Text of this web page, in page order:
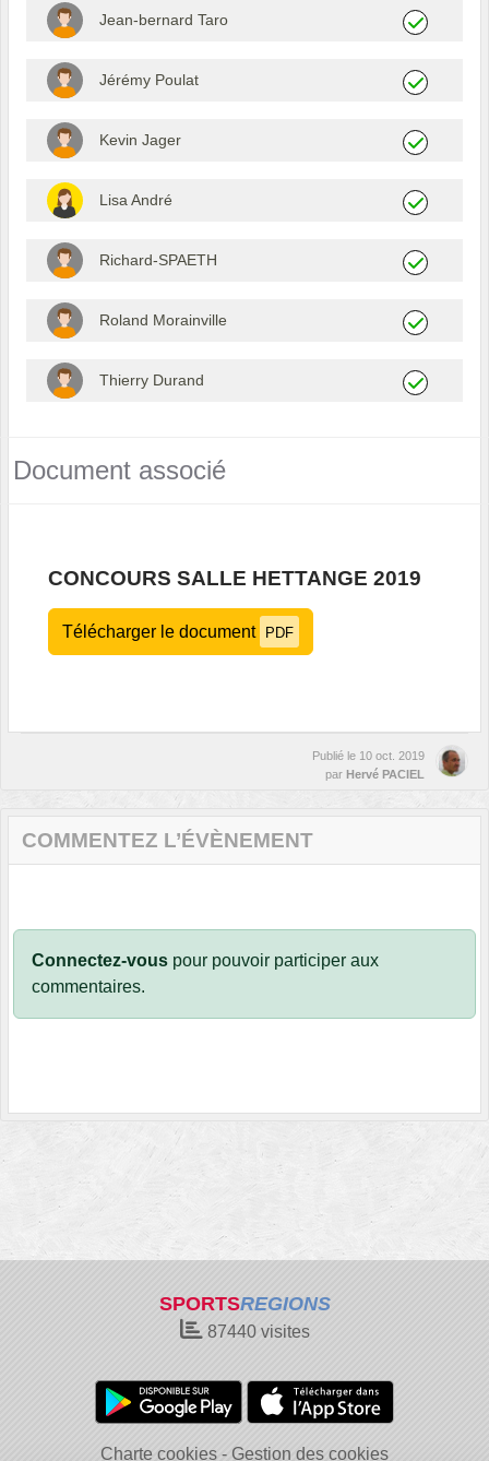
Jean-bernard Taro
Jérémy Poulat
Kevin Jager
Lisa André
Richard-SPAETH
Roland Morainville
Thierry Durand
Document associé
CONCOURS SALLE HETTANGE 2019
Télécharger le document PDF
Publié le 10 oct. 2019
par Hervé PACIEL
COMMENTEZ L’ÉVÈNEMENT
Connectez-vous pour pouvoir participer aux
commentaires.
SPORTSREGIONS
87440visites
Charte cookies Gestion des cookies